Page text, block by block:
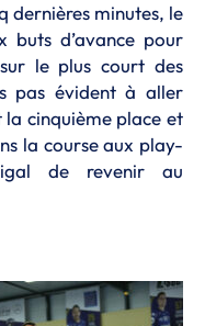
dernières minutes, le
buts d’avance pour
le plus court des
pas évident à aller
la cinquième place et
la course aux play-
de revenir au